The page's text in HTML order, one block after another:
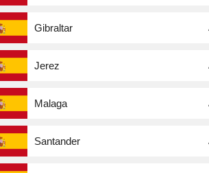
Gibraltar
Jerez
Malaga
Santander